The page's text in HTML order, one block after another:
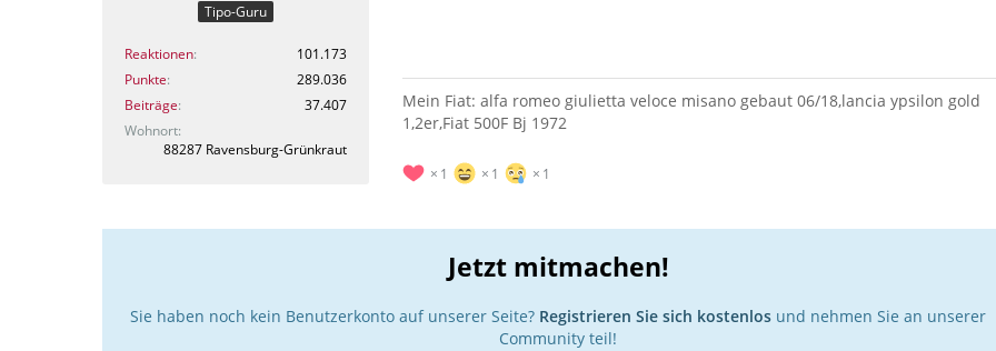
Tipo-Guru
Reaktionen
101.173
Punkte
289.036
Beiträge
37.407
Wohnort
88287 Ravensburg-Grünkraut
Mein Fiat: alfa romeo giulietta veloce misano gebaut 06/18,lancia ypsilon gold
1,2er,Fiat 500F Bj 1972
1 1 1
Jetzt mitmachen!
Sie haben noch kein Benutzerkonto auf unserer Seite? Registrieren Sie sich kostenlos und nehmen Sie an unserer
Community teil!